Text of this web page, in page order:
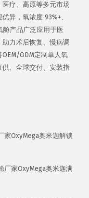
疗、高原等多元市场
异，氧浓度 93%+、
舱产品广泛应用于医
力术后恢复、慢病调
ODM定制单人氧
、全球交付、安装指
家OxyMega奥米迦解锁
厂家OxyMega奥米迦满